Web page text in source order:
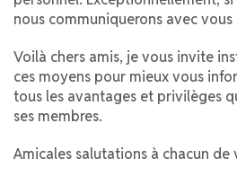
nous communiquerons avec
Voilà chers amis, je vous invite
ces moyens pour mieux vous
tous les avantages et privilèges
ses membres.
Amicales salutations à chacun de